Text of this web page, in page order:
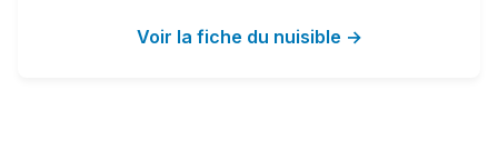
Voir la fiche du nuisible →